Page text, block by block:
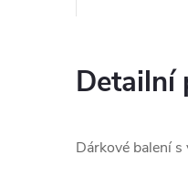
Detailní
Dárkové balení